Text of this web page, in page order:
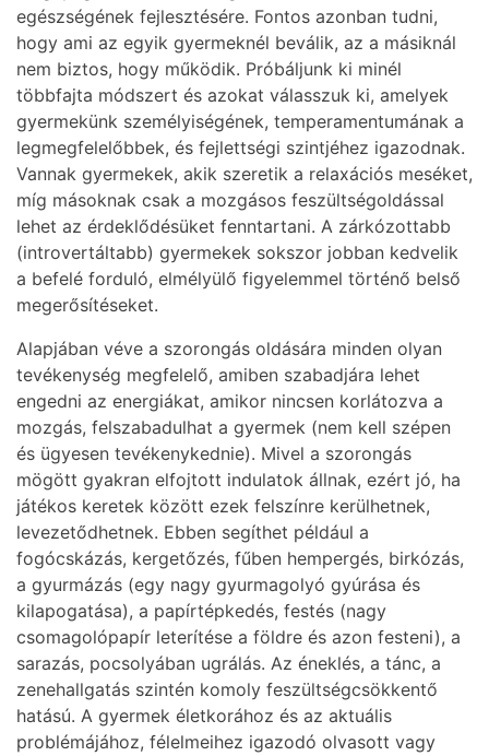
egészségének fejlesztésére. Fontos azonban tudni,
hogy ami az egyik gyermeknél beválik, az a másiknál
nem biztos, hogy működik. Próbáljunk ki minél
többfajta módszert és azokat válasszuk ki, amelyek
gyermekünk személyiségének, temperamentumának a
legmegfelelőbbek, és fejlettségi szintjéhez igazodnak.
Vannak gyermekek, akik szeretik a relaxációs meséket,
míg másoknak csak a mozgásos feszültségoldással
lehet az érdeklődésüket fenntartani. A zárkózottabb
(introvertáltabb) gyermekek sokszor jobban kedvelik
a befelé forduló, elmélyülő figyelemmel történő belső
megerősítéseket.
Alapjában véve a szorongás oldására minden olyan
tevékenység megfelelő, amiben szabadjára lehet
engedni az energiákat, amikor nincsen korlátozva a
mozgás, felszabadulhat a gyermek (nem kell szépen
és ügyesen tevékenykednie). Mivel a szorongás
mögött gyakran elfojtott indulatok állnak, ezért jó, ha
játékos keretek között ezek felszínre kerülhetnek,
levezetődhetnek. Ebben segíthet például a
fogócskázás, kergetőzés, fűben hempergés, birkózás,
a gyurmázás (egy nagy gyurmagolyó gyúrása és
kilapogatása), a papírtépkedés, festés (nagy
csomagolópapír leterítése a földre és azon festeni), a
sarazás, pocsolyában ugrálás. Az éneklés, a tánc, a
zenehallgatás szintén komoly feszültségcsökkentő
hatású. A gyermek életkorához és az aktuális
problémájához, félelmeihez igazodó olvasott vagy